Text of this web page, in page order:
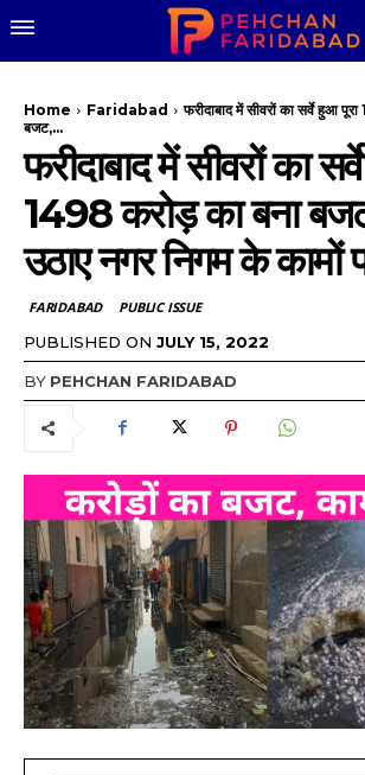
Home Faridabad
फरीदाबाद में सीवरों का सर्वे हुआ
बजट,...
फरीदाबाद में सीवरों का
1498 करोड़ का बना
उठाए नगर निगम के कामों
FARIDABAD PUBLIC ISSUE
PUBLISHED ON JULY 15, 2022
BY PEHCHAN FARIDABAD